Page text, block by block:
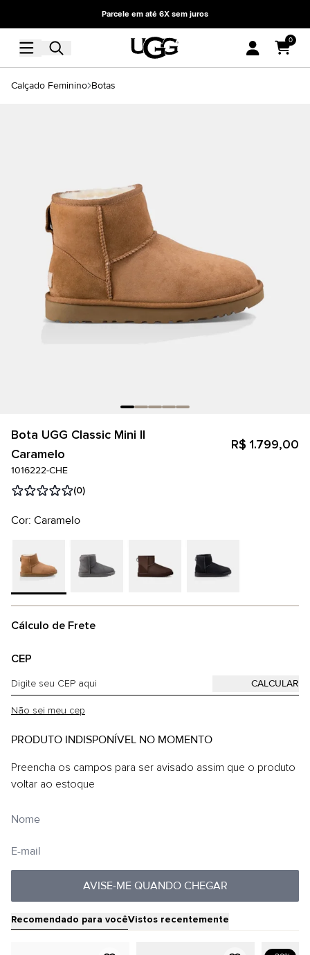
Parcele em até 6X sem juros
0
Calçado Feminino Botas
Bota UGG Classic Mini II
Caramelo
R$ 1.799,00
1016222-CHE
(0)
Cor: Caramelo
Cálculo de Frete
CEP
Não sei meu cep
PRODUTO INDISPONÍVEL NO MOMENTO
Preencha os campos para ser avisado assim que o produto
voltar ao estoque
AVISE-ME QUANDO CHEGAR
Recomendado para vocêVistos recentemente